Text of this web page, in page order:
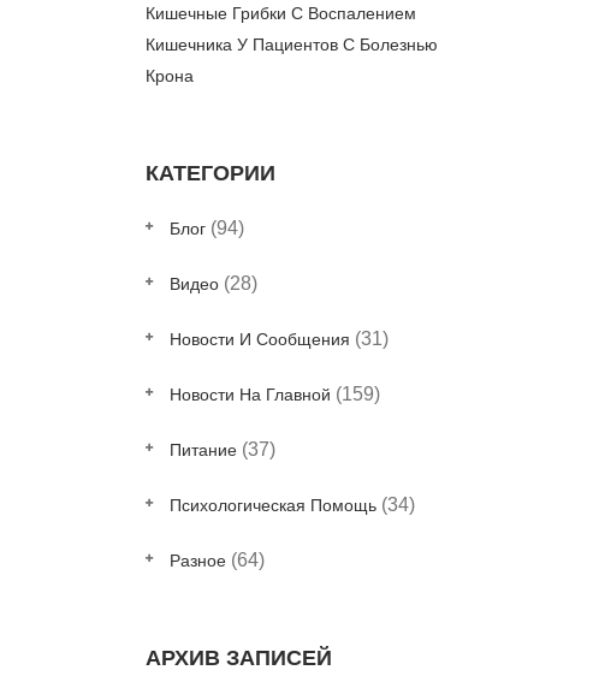
Кишечные Грибки С Воспалением
Кишечника У Пациентов С Болезнью
Крона
КАТЕГОРИИ
Блог (94)
Видео (28)
Новости И Сообщения (31)
Новости На Главной (159)
Питание (37)
Психологическая Помощь (34)
Разное (64)
АРХИВ ЗАПИСЕЙ